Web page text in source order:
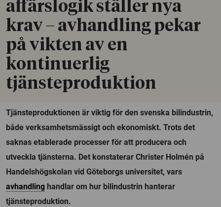
affärslogik ställer nya
krav – avhandling pekar
på vikten av en
kontinuerlig
tjänsteproduktion
Tjänsteproduktionen är viktig för den svenska bilindustrin,
både verksamhetsmässigt och ekonomiskt. Trots det
saknas etablerade processer för att producera och
utveckla tjänsterna. Det konstaterar Christer Holmén på
Handelshögskolan vid Göteborgs universitet, vars
avhandling handlar om hur bilindustrin hanterar
tjänsteproduktion.